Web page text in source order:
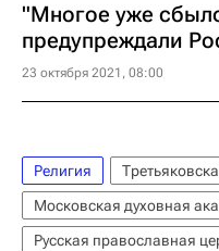
"Многое уже
предупреждали
23 октября 2021, 08:00
Религия
Московская духовная
Русская православная